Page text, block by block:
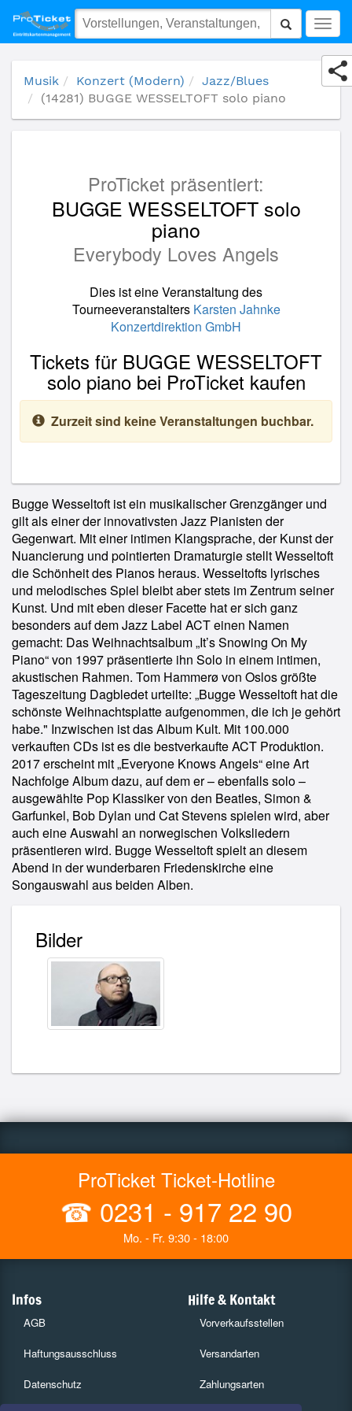
(14281) BUGGE WESSELTOFT solo piano
Musik Konzert (Modern)
Jazz/Blues
(14281) BUGGE WESSELTOFT solo piano
ProTicket präsentiert:
BUGGE WESSELTOFT solo
piano
Everybody Loves Angels
Dies ist eine Veranstaltung des
Tourneeveranstalters Karsten Jahnke
Konzertdirektion GmbH
Tickets für BUGGE WESSELTOFT
solo piano bei ProTicket kaufen
Zurzeit sind keine Veranstaltungen buchbar.
Bugge Wesseltoft ist ein musikalischer Grenzgänger und
gilt als einer der innovativsten Jazz Pianisten der
Gegenwart. Mit einer intimen Klangsprache, der Kunst der
Nuancierung und pointierten Dramaturgie stellt Wesseltoft
die Schönheit des Pianos heraus. Wesseltofts lyrisches
und melodisches Spiel bleibt aber stets im Zentrum seiner
Kunst. Und mit eben dieser Facette hat er sich ganz
besonders auf dem Jazz Label ACT einen Namen
gemacht: Das Weihnachtsalbum „It’s Snowing On My
Piano“ von 1997 präsentierte ihn Solo in einem intimen,
akustischen Rahmen. Tom Hammerø von Oslos größte
Tageszeitung Dagbledet urteilte: „Bugge Wesseltoft hat die
schönste Weihnachtsplatte aufgenommen, die ich je gehört
habe." Inzwischen ist das Album Kult. Mit 100.000
verkauften CDs ist es die bestverkaufte ACT Produktion.
2017 erscheint mit „Everyone Knows Angels“ eine Art
Nachfolge Album dazu, auf dem er – ebenfalls solo –
ausgewählte Pop Klassiker von den Beatles, Simon &
Garfunkel, Bob Dylan und Cat Stevens spielen wird, aber
auch eine Auswahl an norwegischen Volksliedern
präsentieren wird. Bugge Wesseltoft spielt an diesem
Abend in der wunderbaren Friedenskirche eine
Songauswahl aus beiden Alben.
Bilder
ProTicket Ticket-Hotline
☎ 0231 - 917 22 90
Mo. - Fr. 9:30 - 18:00
Infos
AGB
Haftungsausschluss
Datenschutz
Hilfe & Kontakt
Vorverkaufsstellen
Versandarten
Zahlungsarten